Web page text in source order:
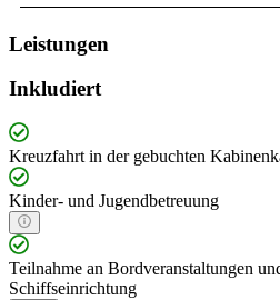
Leistungen
Inkludiert
Kreuzfahrt in der gebuchten
Kinder- und Jugendbetreuung
Teilnahme an Bordveranstaltungen
Schiffseinrichtung